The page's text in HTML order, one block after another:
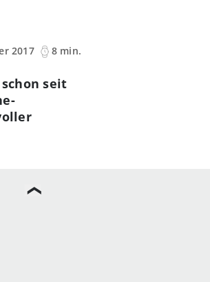
2017
8 min.
seit